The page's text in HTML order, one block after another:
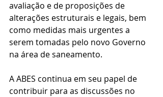
avaliação e de proposições de
alterações estruturais e legais, bem
como medidas mais urgentes a
serem tomadas pelo novo Governo
na área de saneamento.
A ABES continua em seu papel de
contribuir para as discussões no